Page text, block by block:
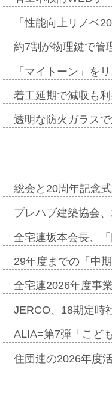
「性能向上リノベ
約7割が物理鍵で管
「マイトーン」を
着工延期で減収も
透明な防火ガラス
総会と20周年記念
プレハブ建築協会
全宅連坂本会長、
29年度までの「中
全宅連2026年度事
JERCO、18期定時
ALIA=第7弾「こど
住団連の2026年度